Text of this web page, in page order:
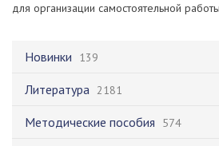
Новинки 139
Литература 2181
Методические пособия 574
для организации самостоятельной